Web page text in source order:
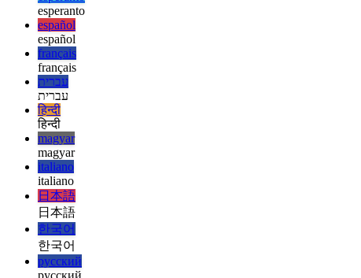
日本語
한국어
한국어
русский
русский
türkçe
türkçe
yiddish
yiddish
Suggestions